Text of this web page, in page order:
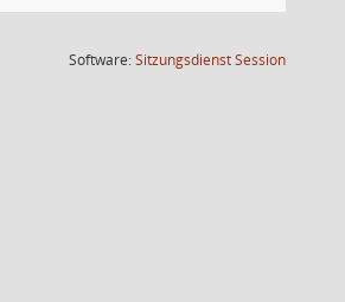
Software:SitzungsdienstSession(Wird in